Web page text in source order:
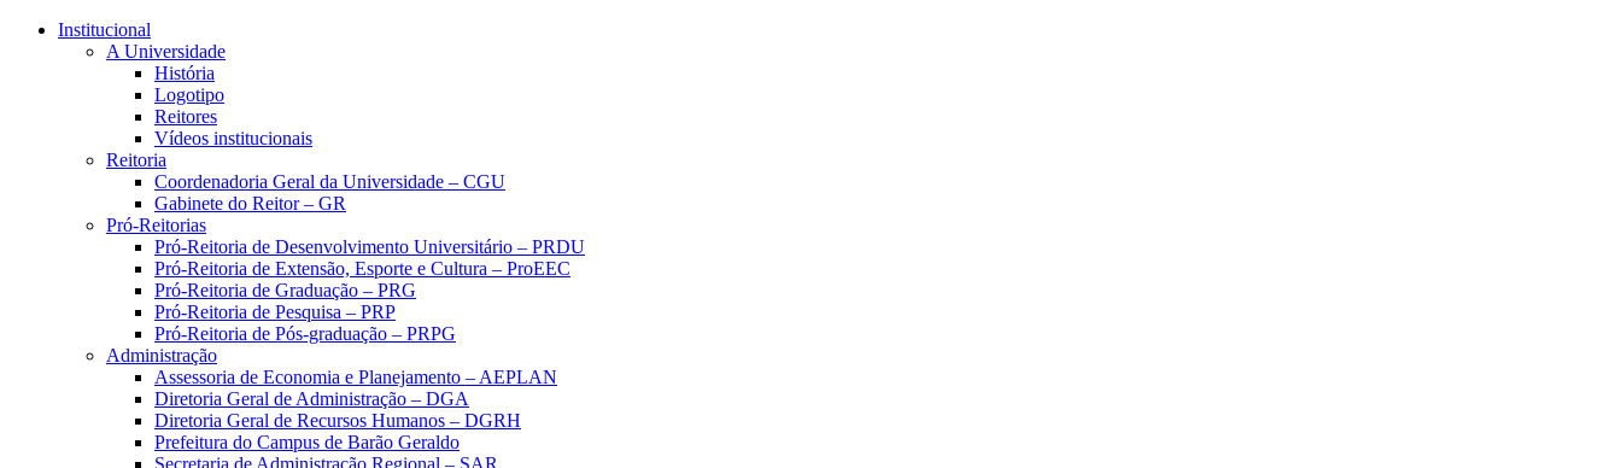
Conteúdo principal
Institucional
A Universidade
História
Logotipo
Reitores
Vídeos institucionais
Reitoria
Coordenadoria Geral da Universidade – CGU
Gabinete do Reitor – GR
Pró-Reitorias
Pró-Reitoria de Desenvolvimento Universitário – PRDU
Pró-Reitoria de Extensão, Esporte e Cultura – ProEEC
Pró-Reitoria de Graduação – PRG
Pró-Reitoria de Pesquisa – PRP
Pró-Reitoria de Pós-graduação – PRPG
Administração
Assessoria de Economia e Planejamento – AEPLAN
Diretoria Geral de Administração – DGA
Diretoria Geral de Recursos Humanos – DGRH
Prefeitura do Campus de Barão Geraldo
Secretaria de Administração Regional – SAR